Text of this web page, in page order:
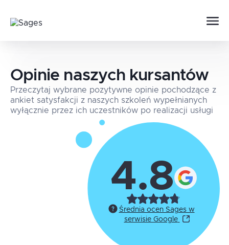
Opinie naszych kursantów
Przeczytaj wybrane pozytywne opinie pochodzące z
ankiet satysfakcji z naszych szkoleń wypełnianych
wyłącznie przez ich uczestników po realizacji usługi
4.8
Średnia ocen Sages w
serwisie Google